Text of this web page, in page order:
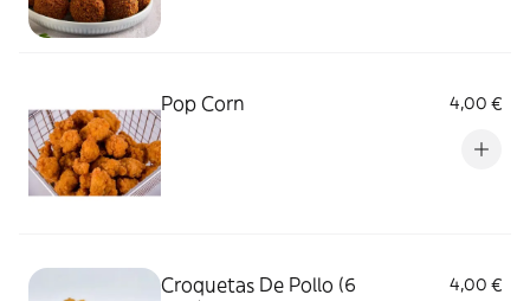
Pop Corn 4,00 €
Croquetas De Pollo (6
4,00 €